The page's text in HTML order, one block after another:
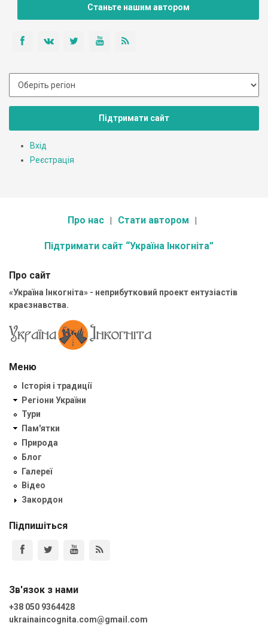
Станьте нашим автором
Підтримати сайт
Вхід
Реєстрація
Про нас Стати автором
Підтримати сайт “Україна Інкогніта”
Про сайт
«Україна Інкогніта» - неприбутковий проект ентузіастів
краєзнавства.
Меню
Історія і традиції
Регіони України
Тури
Пам'ятки
Природа
Блог
Галереї
Відео
Закордон
Підпишіться
Зв'язок з нами
+38 050 9364428
ukrainaincognita.com@gmail.com